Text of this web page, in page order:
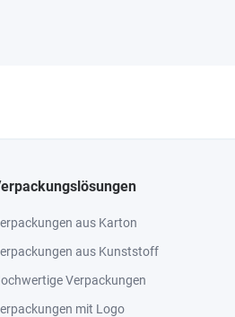
aus Karton
aus Kunststoff
Verpackungen
mit Logo